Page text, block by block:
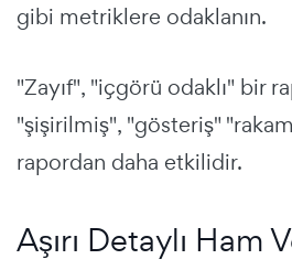
gibi metriklere odaklanın.
"Zayıf", "içgörü odaklı" bir
"şişirilmiş", "gösteriş"
rapordan daha etkilidir.
Aşırı Detaylı Ham